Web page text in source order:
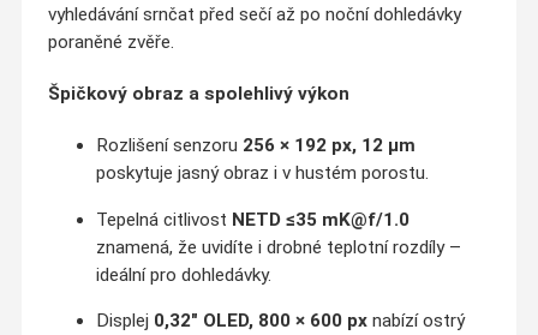
vyhledávání srnčat před sečí až po noční dohledávky
poraněné zvěře.
Špičkový obraz a spolehlivý výkon
Rozlišení senzoru 256 × 192 px, 12 μm
poskytuje jasný obraz i v hustém porostu.
Tepelná citlivost NETD ≤35 mK@f/1.0
znamená, že uvidíte i drobné teplotní rozdíly –
ideální pro dohledávky.
Displej 0,32″ OLED, 800 × 600 pxnabízí ostrý